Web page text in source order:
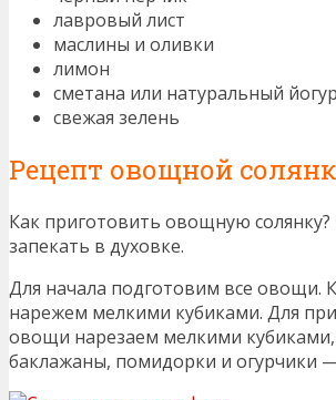
лавровый лист
маслины и оливки
лимон
сметана или натуральный
свежая зелень
Рецепт овощной
Как приготовить овощную
запекать в духовке.
Для начала подготовим все овощи.
нарежем мелкими кубиками. Для
овощи нарезаем мелкими
баклажаны, помидорки и огурчики